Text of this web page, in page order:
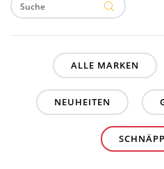
ALLE MARKEN
NEUHEITEN